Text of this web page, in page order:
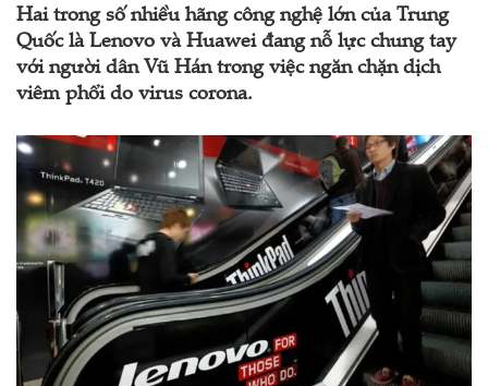
Hai trong số nhiều hãng công nghệ lớn của Trung
Quốc là Lenovo và Huawei đang nỗ lực chung tay
với người dân Vũ Hán trong việc ngăn chặn dịch
viêm phổi do virus corona.